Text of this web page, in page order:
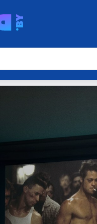
» Блог »
для небольших комнат